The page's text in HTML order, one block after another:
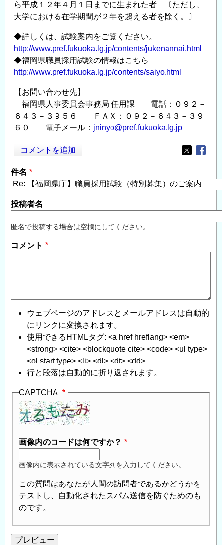
ら平成１２年４月１日までに生まれた者 〔ただし、
大学における在学期間が２年を超える者を除く。〕
◆詳しくは、試験案内をご覧ください。
http://www.pref.fukuoka.lg.jp/contents/jukenannai.html
◆福岡県職員採用試験の情報はこちら
http://www.pref.fukuoka.lg.jp/contents/saiyo.html
【お問い合わせ先】
福岡県人事委員会事務局 任用課 電話：０９２－
６４３－３９５６ ＦＡＸ：０９２－６４３－３９
６０ 電子メール： jninyo@pref.fukuoka.lg.jp
コメントを追加
Opens in
件名
投稿者名
匿名で投稿する場合は空欄にしてください。
コメント
ウェブページのアドレスとメールアドレスは自動的
にリンクに変換されます。
使用できるHTMLタグ: <a href hreflang> <em>
<strong> <cite> <blockquote cite> <code> <ul type>
<ol start type> <li> <dl> <dt> <dd>
行と段落は自動的に折り返されます。
CAPTCHA
画像内のコードは何ですか？
画像内に表示されている文字列を入力してください。
この質問はあなたが人間の訪問者であるかどうかを
テストし、自動化されたスパム送信を防ぐためのも
のです。